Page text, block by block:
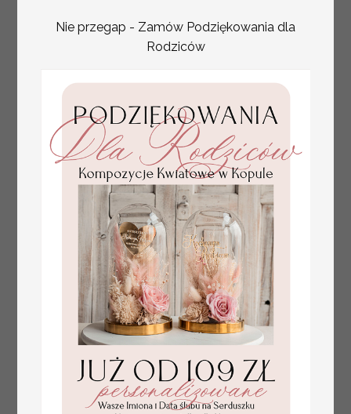
na stół weselny, złote
2.4 PLN/3.00 PLN
Nie przegap - Zamów Podziękowania dla
Rodziców